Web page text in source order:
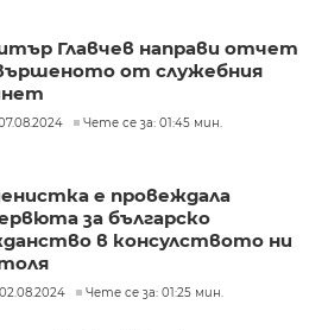
Главчев направи отчет
от служебния
07.08.2024 Чете се за: 01:45 мин.
е провеждала
за българско
в консулството ни
02.08.2024 Чете се за: 01:25 мин.